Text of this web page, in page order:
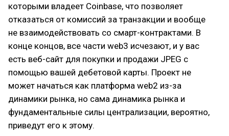
которыми владеет Coinbase, что позволяет
отказаться от комиссий за транзакции и вообще
не взаимодействовать со смарт-контрактами. В
конце концов, все части web3 исчезают, и у вас
есть веб-сайт для покупки и продажи JPEG с
помощью вашей дебетовой карты. Проект не
может начаться как платформа web2 из-за
динамики рынка, но сама динамика рынка и
фундаментальные силы централизации, вероятно,
приведут его к этому.